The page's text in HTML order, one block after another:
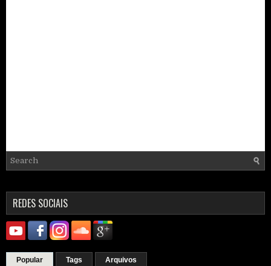
REDES SOCIAIS
Popular Tags Arquivos